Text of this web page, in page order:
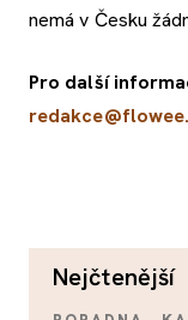
nemá v Česku
Pro další
nejčtenější